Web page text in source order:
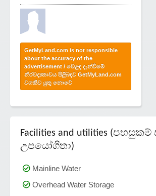
GetMyLand.com is not responsible
about the accuracy of the
advertisement / වෙළඳ දැන්වීමේ
නිරවද්‍යතාවය පිළිබඳව GetMyLand.com
වගකිව යුතු නොවේ
Facilities and utilities (පහසුකම්
උපයෝගිතා)
Mainline Water
Overhead Water Storage